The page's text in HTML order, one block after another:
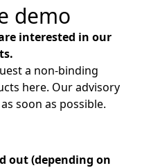
demo
interested in our
a non-binding
here. Our advisory
soon as possible.
out (depending on